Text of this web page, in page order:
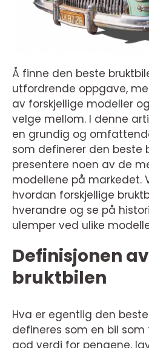
Å finne den beste
utfordrende oppgave,
av forskjellige modeller
velge mellom. I denne
en grundig og
som definerer den beste
presentere noen av de
modellene på markedet.
hvordan forskjellige
hverandre og se på
ulemper ved ulike
Definisjonen
bruktbilen
Hva er egentlig den
defineres som en bil
god verdi for pengene,